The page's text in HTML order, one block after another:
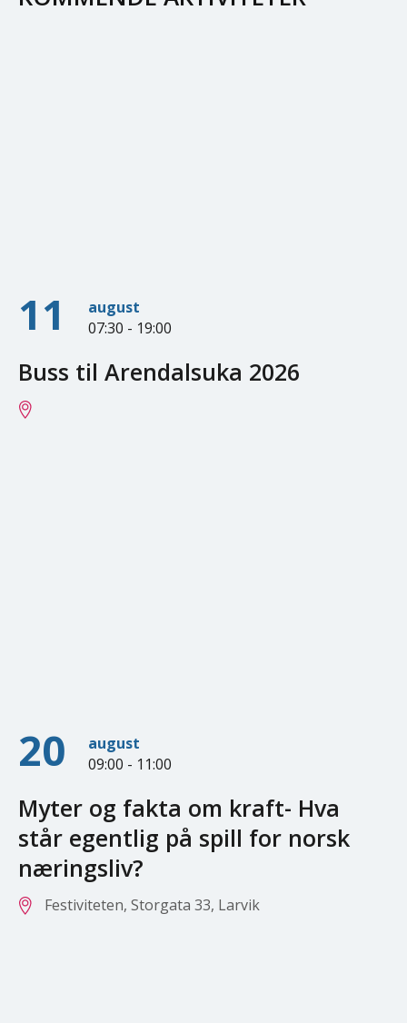
11
august
07:30 - 19:00
Buss til Arendalsuka 2026
20
august
09:00 - 11:00
Myter og fakta om kraft- Hva
står egentlig på spill for norsk
næringsliv?
Festiviteten, Storgata 33, Larvik